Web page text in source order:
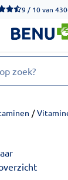
hard aan het
9 / 10van
/